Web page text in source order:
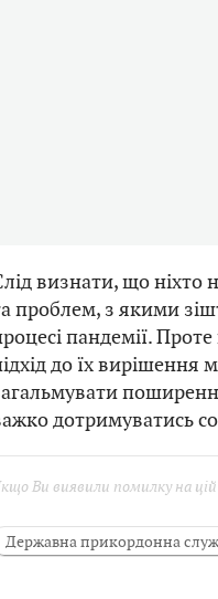
визнати, що ніхто
проблем, з якими
пандемії.
до їх вирішення
дотримуватись
Ви виявили помилку на
Державна прикордонна